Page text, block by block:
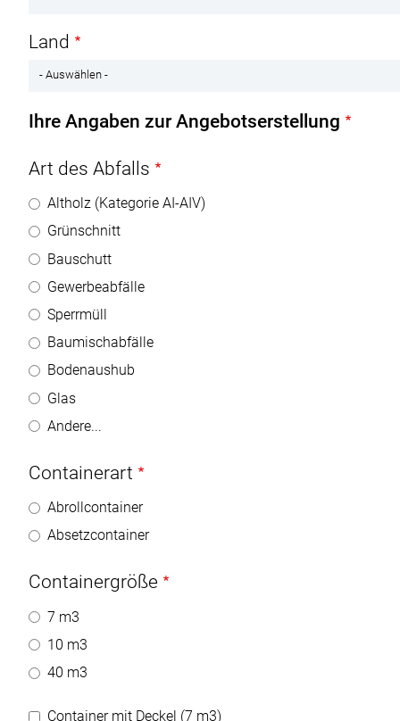
Land
Ihre Angaben zur Angebotserstellung
Art des Abfalls
Altholz (Kategorie AI-AIV)
Grünschnitt
Bauschutt
Gewerbeabfälle
Sperrmüll
Baumischabfälle
Bodenaushub
Glas
Andere...
Containerart
Abrollcontainer
Absetzcontainer
Containergröße
7 m3
10 m3
40 m3
Container mit Deckel (7 m3)